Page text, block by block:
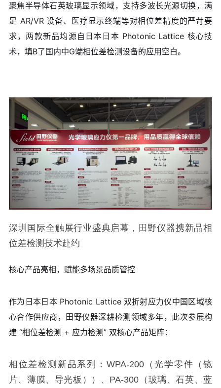
聚焦半导体石英玻璃显示领域，支持多波长光源切换，满
足 AR/VR 设备、医疗显示终端等对相位差精度的严苛要
求，两款新品均源自日本日本 Photonic Lattice 核心技
术，填B了国内中G端相位差检测设备的应用空白。
深圳国际全触展行业盛典启幕，田野仪器携新品相
位差检测技术赴约
核心产品亮相，赋能多场景品质管控
作为日本日本 Photonic Lattice 双折射应力仪中国区域核
心合作供应商，田野仪器深耕检测领域多年，此次参展构
建 “相位差检测 + 应力检测” 双核心产品矩阵：
相位差检测新品系列：WPA-200（光学零件（镜
片、薄膜、导光板））、PA-300（玻璃、石英、蓝